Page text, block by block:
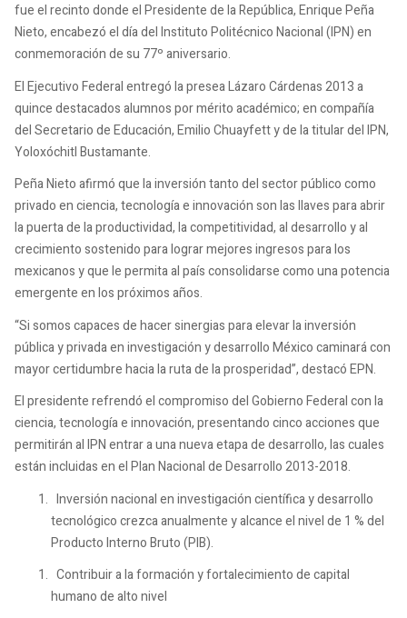
fue el recinto donde el Presidente de la República, Enrique Peña
Nieto, encabezó el día del Instituto Politécnico Nacional (IPN) en
conmemoración de su 77º aniversario.
El Ejecutivo Federal entregó la presea Lázaro Cárdenas 2013 a
quince destacados alumnos por mérito académico; en compañía
del Secretario de Educación, Emilio Chuayfett y de la titular del IPN,
Yoloxóchitl Bustamante.
Peña Nieto afirmó que la inversión tanto del sector público como
privado en ciencia, tecnología e innovación son las llaves para abrir
la puerta de la productividad, la competitividad, al desarrollo y al
crecimiento sostenido para lograr mejores ingresos para los
mexicanos y que le permita al país consolidarse como una potencia
emergente en los próximos años.
“Si somos capaces de hacer sinergias para elevar la inversión
pública y privada en investigación y desarrollo México caminará con
mayor certidumbre hacia la ruta de la prosperidad”, destacó EPN.
El presidente refrendó el compromiso del Gobierno Federal con la
ciencia, tecnología e innovación, presentando cinco acciones que
permitirán al IPN entrar a una nueva etapa de desarrollo, las cuales
están incluidas en el Plan Nacional de Desarrollo 2013-2018.
Inversión nacional en investigación científica y desarrollo
tecnológico crezca anualmente y alcance el nivel de 1 % del
Producto Interno Bruto (PIB).
Contribuir a la formación y fortalecimiento de capital
humano de alto nivel